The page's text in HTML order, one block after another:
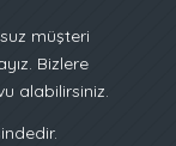
müşteri
Bizlere
alabilirsiniz.